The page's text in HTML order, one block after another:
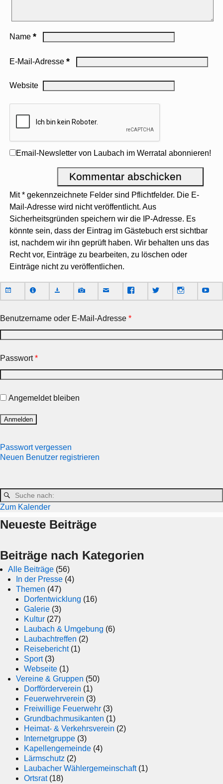
Name *
E-Mail-Adresse *
Website
Email-Newsletter von Laubach im Werratal abonnieren!
Mit * gekennzeichnete Felder sind Pflichtfelder. Die E-
Mail-Adresse wird nicht veröffentlicht. Aus
Sicherheitsgründen speichern wir die IP-Adresse. Es
könnte sein, dass der Eintrag im Gästebuch erst sichtbar
ist, nachdem wir ihn geprüft haben. Wir behalten uns das
Recht vor, Einträge zu bearbeiten, zu löschen oder
Einträge nicht zu veröffentlichen.
Benutzername oder E-Mail-Adresse *
Passwort*
Angemeldet bleiben
Passwort vergessen
Neuen Benutzer registrieren
Zum Kalender
Neueste Beiträge
Beiträge nach Kategorien
Alle Beiträge (56)
In der Presse (4)
Themen (47)
Dorfentwicklung (16)
Galerie (3)
Kultur (27)
Laubach & Umgebung (6)
Laubachtreffen (2)
Reisebericht(1)
Sport(3)
Webseite (1)
Vereine & Gruppen (50)
Dorfförderverein (1)
Feuerwehrverein (3)
Freiwillige Feuerwehr (3)
Grundbachmusikanten (1)
Heimat- & Verkehrsverein (2)
Internetgruppe (3)
Kapellengemeinde (4)
Lärmschutz (2)
Laubacher Wählergemeinschaft(1)
Ortsrat(18)